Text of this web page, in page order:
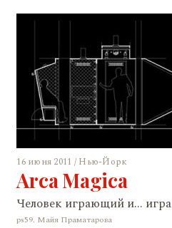
16 июня 2011 / Нью-Йорк
Arca Magica
Человек играющий и...
ps59. Майя Праматарова